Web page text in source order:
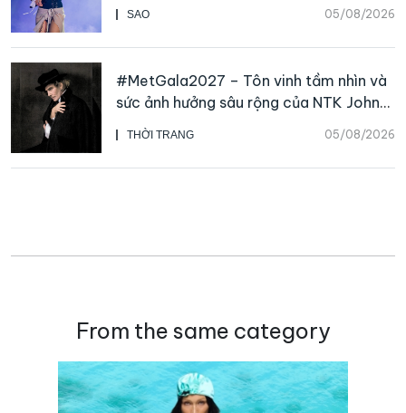
SAO 05/08/2026
THỜI TRANG 05/08/2026
#MetGala2027 – Tôn vinh tầm nhìn và
sức ảnh hưởng sâu rộng của NTK John
Galliano
From the same category